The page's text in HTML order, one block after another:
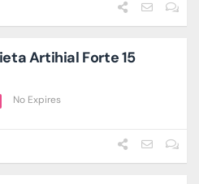
Artihial Forte 15
No Expires